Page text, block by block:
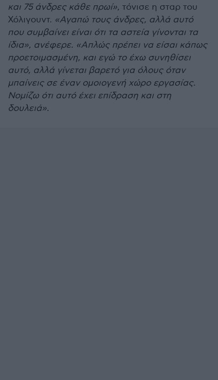
και 75 άνδρες κάθε πρωί», τόνισε η σταρ του
Χόλιγουντ. «Αγαπώ τους άνδρες, αλλά αυτό
που συμβαίνει είναι ότι τα αστεία γίνονται τα
ίδια», ανέφερε. «Απλώς πρέπει να είσαι κάπως
προετοιμασμένη, και εγώ το έχω συνηθίσει
αυτό, αλλά γίνεται βαρετό για όλους όταν
μπαίνεις σε έναν ομοιογενή χώρο εργασίας.
Νομίζω ότι αυτό έχει επίδραση και στη
δουλειά».